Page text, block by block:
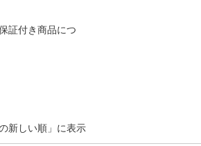
証付き商品につ
新しい順」に表示